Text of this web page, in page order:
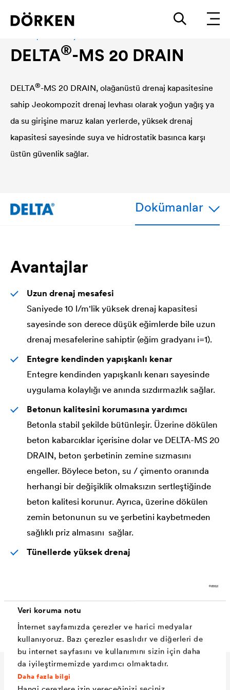
Veri koruma notu
İnternet sayfamızda çerezler ve harici medyalar
kullanıyoruz. Bazı çerezler esaslıdır ve diğerleri de
bu internet sayfasını ve kullanımını sizin için daha
da iyileştirmemizde yardımcı olmaktadır.
Daha fazla bilgi
DELTA®-MS 20 DRAIN
DELTA®-MS 20 DRAIN, olağanüstü drenaj kapasitesine
sahip Jeokompozit drenaj levhası olarak yoğun yağış ya
da su girişine maruz kalan yerlerde, yüksek drenaj
kapasitesi sayesinde suya ve hidrostatik basınca karşı
üstün güvenlik sağlar.
Dokümanlar
Avantajlar
Uzun drenaj mesafesi
Saniyede 10 l/m'lik yüksek drenaj kapasitesi
sayesinde son derece düşük eğimlerde bile uzun
drenaj mesafelerine sahiptir (eğim gradyanı i=1).
Entegre kendinden yapışkanlı kenar
Entegre kendinden yapışkanlı kenarı sayesinde
uygulama kolaylığı ve anında sızdırmazlık sağlar.
Betonun kalitesini korumasına yardımcı
Betonla stabil şekilde bütünleşir. Üzerine dökülen
beton kabarcıklar içerisine dolar ve DELTA-MS 20
DRAIN, beton şerbetinin zemine sızmasını
engeller. Böylece beton, su / çimento oranında
herhangi bir değişiklik olmaksızın sertleştiğinde
beton kalitesi korunur. Ayrıca, üzerine dökülen
zemin betonunun su ve şerbetini kaybetmeden
sağlıklı priz almasını sağlar.
Tünellerde yüksek drenaj
daha uzun ömürlü, güvenilir ve ekonomik
koruma ve drenaj çözümüdür.
Teknik veriler